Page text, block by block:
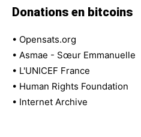
Donations en bitcoins
• Opensats.org
• Asmae - Sœur Emmanuelle
• L'UNICEF France
• Human Rights Foundation
• Internet Archive